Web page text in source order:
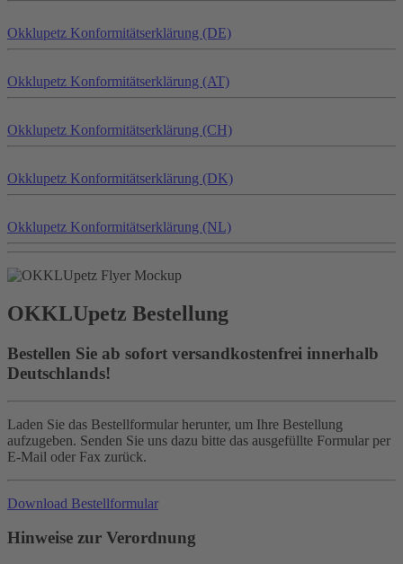
Okklupetz Konformitätserklärung (DE)
Okklupetz Konformitätserklärung (AT)
Okklupetz Konformitätserklärung (CH)
Okklupetz Konformitätserklärung (DK)
Okklupetz Konformitätserklärung (NL)
OKKLUpetz Bestellung
Bestellen Sie ab sofort versandkostenfrei innerhalb
Deutschlands!
Laden Sie das Bestellformular herunter, um Ihre Bestellung
aufzugeben. Senden Sie uns dazu bitte das ausgefüllte Formular per
E-Mail oder Fax zurück.
Download Bestellformular
Hinweise zur Verordnung